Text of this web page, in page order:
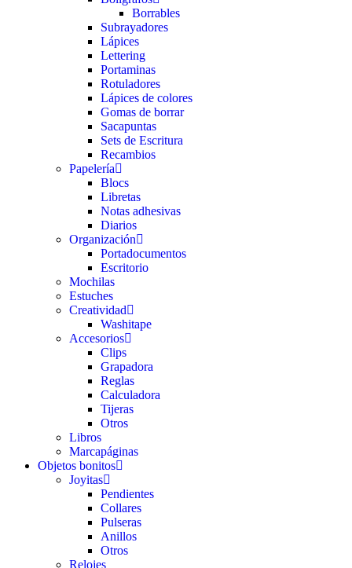
Borrables
Subrayadores
Lápices
Lettering
Portaminas
Rotuladores
Lápices de colores
Gomas de borrar
Sacapuntas
Sets de Escritura
Recambios
Papelería
Blocs
Libretas
Notas adhesivas
Diarios
Organización
Portadocumentos
Escritorio
Mochilas
Estuches
Creatividad
Washitape
Accesorios
Clips
Grapadora
Reglas
Calculadora
Tijeras
Otros
Libros
Marcapáginas
Objetos bonitos
Joyitas
Pendientes
Collares
Pulseras
Anillos
Otros
Relojes